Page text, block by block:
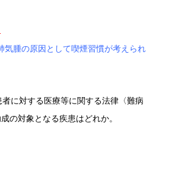
腫の原因として喫煙習慣が考えられ
に対する医療等に関する法律〈難病
の対象となる疾患はどれか。